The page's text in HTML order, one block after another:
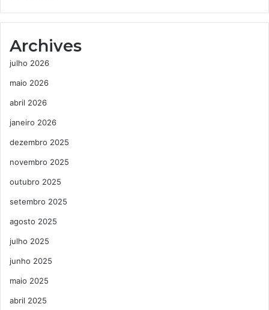
Archives
julho 2026
maio 2026
abril 2026
janeiro 2026
dezembro 2025
novembro 2025
outubro 2025
setembro 2025
agosto 2025
julho 2025
junho 2025
maio 2025
abril 2025